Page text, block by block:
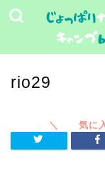
rio29